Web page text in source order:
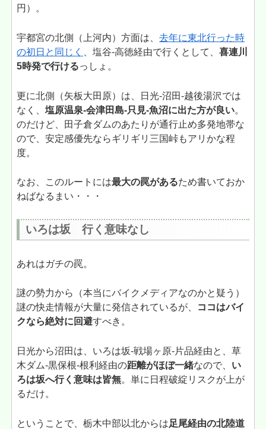
円）。
宇都宮の北側（上河内）方面は、去年に東北行った時
の初日と同じく
、塩谷-高徳経由で行くとして、喜連川
5時発で行けるっしょ。
更に北側（矢板大田原）は、日光-沼田-越後湯沢では
なく、塩原温泉-会津田島-只見-魚沼に出た方が良い。
のだけど、田子倉ダムのあたりが通行止め多発地帯な
ので、安定感優先ならギリギリ三国峠もアリかな程
度。
なお、このルートには最大の罠があるため書いておか
ねばなるまい・・・
いろは坂 行く意味なし
あれはガチの罠。
謎の勢力から（本当にバイクメディアなのかと疑う）
謎の快走情報が大量に発信されているが、
ココはバイ
クなら絶対に回避すべき。
日光から沼田は、いろは坂-戦場ヶ原-片品経由と、草
木ダム-黒保根-根利経由の距離がほぼ一緒なので、 い
ろは坂へ行く意味は皆無。単に日程破綻リスクが上が
るだけ。
ということで、栃木中部以北からは足尾経由の北陸道